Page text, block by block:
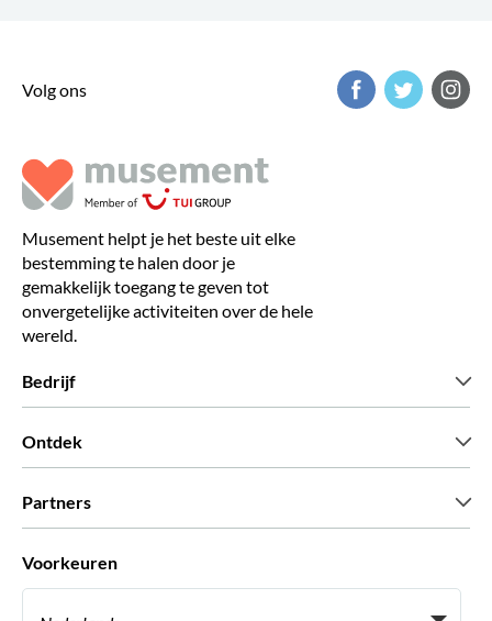
Volg ons
Musement helpt je het beste uit elke
bestemming te halen door je
gemakkelijk toegang te geven tot
onvergetelijke activiteiten over de hele
wereld.
Bedrijf
Ontdek
Partners
Voorkeuren